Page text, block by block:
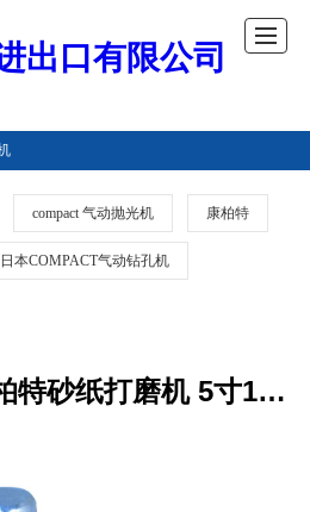
出口有限公司
compact 气动抛光机 康柏特
日本COMPACT气动钻孔机
批发compact康柏特砂纸打磨机 5寸125mm气动打磨机935C